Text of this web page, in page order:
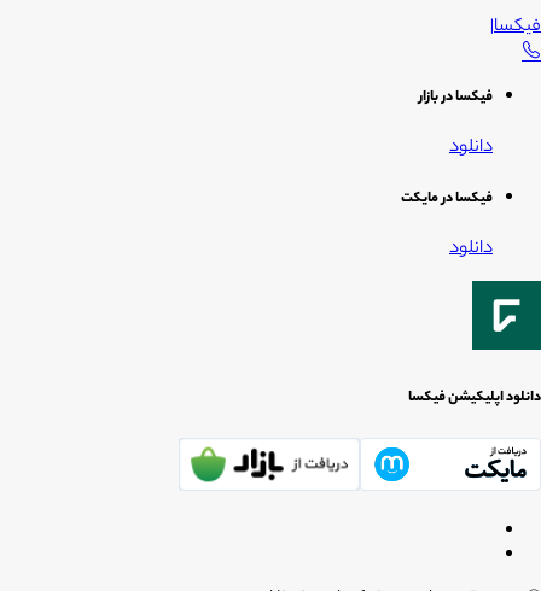
فیکسا|
فیکسا در بازار
دانلود
فیکسا در مایکت
دانلود
دانلود اپلیکیشن فیکسا